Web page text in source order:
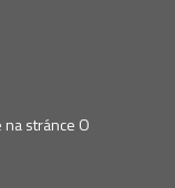
stránce O